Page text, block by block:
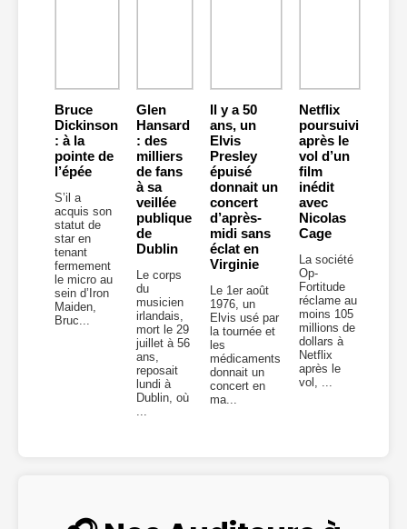
Bruce
Dickinson
: à la
pointe de
l’épée
S’il a
acquis son
statut de
star en
tenant
fermement
le micro au
sein d’Iron
Maiden,
Bruc...
Glen
Hansard
: des
milliers
de fans
à sa
veillée
publique
de
Dublin
Le corps
du
musicien
irlandais,
mort le 29
juillet à 56
ans,
reposait
lundi à
Dublin, où
...
Il y a 50
ans, un
Elvis
Presley
épuisé
donnait un
concert
d’après-
midi sans
éclat en
Virginie
Le 1er août
1976, un
Elvis usé par
la tournée et
les
médicaments
donnait un
concert en
ma...
Netflix
poursuivi
après le
vol d’un
film
inédit
avec
Nicolas
Cage
La société
Op-
Fortitude
réclame au
moins 105
millions de
dollars à
Netflix
après le
vol, ...